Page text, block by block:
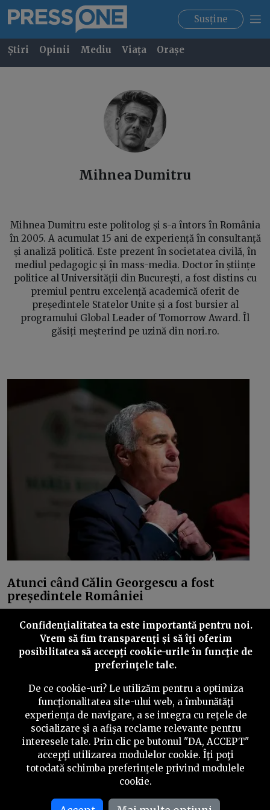
Susține
Știri Opinii Mediu Viața Orașe
MihneaDumitru
Mihnea Dumitru este politolog și s-a întors în România
în 2005. A acumulat 15 ani de experiență în consultanță
și analiză politică. Este prezent în societatea civilă, în
mediul pedagogic și în mass-media. Doctor în științe
politice al Universității din București, a fost distins cu
premiul pentru excelență academică oferit de
președintele Statelor Unite și a fost bursier al
programului Global Leader of Tomorrow Award. Îl
găsiți meșterind pe uzină din nori.ro.
Atunci când Călin Georgescu a fost
președintele României
nedreptate, dar puțini și-au imaginat România fără
această decizie. Să trăim, așadar, vreme de câteva
pagini, o realitate paralelă.
©2026PressOne.ro
RSSNewslettereDespre noiPolitica editorială
Politica de verificare a conținutului
Confidenţialitatea ta este importantă pentru noi.
Vrem să fim transparenţi și să îţi oferim
posibilitatea să accepţi cookie-urile în funcţie de
preferinţele tale.
De ce cookie-uri? Le utilizăm pentru a optimiza
funcţionalitatea site-ului web, a îmbunătăţi
experienţa de navigare, a se integra cu reţele de
socializare şi a afişa reclame relevante pentru
interesele tale. Prin clic pe butonul "DA, ACCEPT"
accepţi utilizarea modulelor cookie. Îţi poţi
totodată schimba preferinţele privind modulele
cookie.